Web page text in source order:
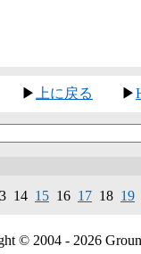
▶ 上に戻る ▶
14 15 16 17 18 19
© 2004 - 2026